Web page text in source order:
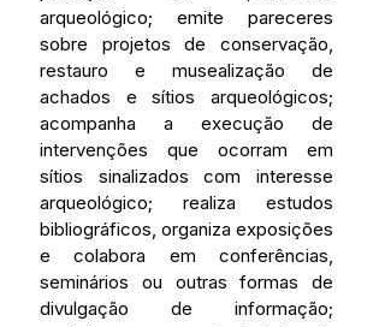
arqueológico; emite pareceres
sobre projetos de conservação,
restauro e musealização de
achados e sítios arqueológicos;
acompanha a execução de
intervenções que ocorram em
sítios sinalizados com interesse
arqueológico; realiza estudos
bibliográficos, organiza exposições
e colabora em conferências,
seminários ou outras formas de
divulgação de informação;